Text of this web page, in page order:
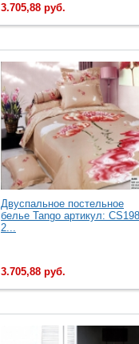
3.705,88 руб.
Двуcпальное постельное
белье Tango артикул:
2...
3.705,88 руб.